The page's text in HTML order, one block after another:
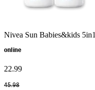
Nivea Sun Babies&kids
online
22.99
45.98